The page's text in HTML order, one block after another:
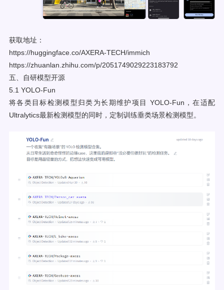
获取地址：
https://huggingface.co/AXERA-TECH/immich
https://zhuanlan.zhihu.com/p/2051749029223183792
五、自研模型开源
5.1 YOLO-Fun
将各类目标检测模型归类为长期维护项目 YOLO-Fun，在适配
Ultralytics最新检测模型的同时，定制训练垂类场景检测模型。